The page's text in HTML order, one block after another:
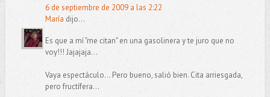
6 de septiembre de 2009 a las 2:22
María dijo...
Es que a mí "me citan" en una gasolinera y te juro que no
voy!!! Jajajaja...
Vaya espectáculo... Pero bueno, salió bien. Cita arriesgada,
pero fructífera...